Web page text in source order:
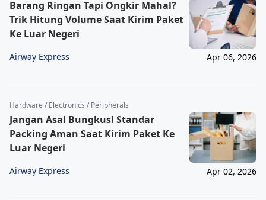
Barang Ringan Tapi Ongkir Mahal?
Trik Hitung Volume Saat Kirim Paket
Ke Luar Negeri
Airway Express Apr 06, 2026
Hardware / Electronics / Peripherals
Jangan Asal Bungkus! Standar
Packing Aman Saat Kirim Paket Ke
Luar Negeri
Airway Express Apr 02, 2026